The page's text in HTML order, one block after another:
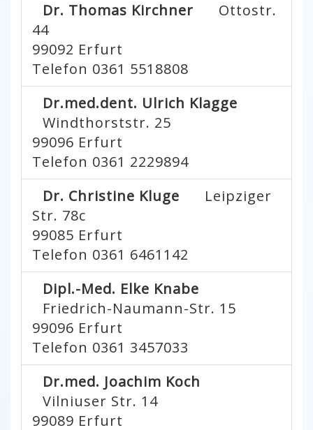
Dr. Thomas Kirchner
Ottostr.
44
99092 Erfurt
Telefon 0361 5518808
Dr.med.dent. Ulrich Klagge
Windthorststr. 25
99096 Erfurt
Telefon 0361 2229894
Dr. Christine Kluge
Leipziger
Str. 78c
99085 Erfurt
Telefon 0361 6461142
Dipl.-Med. Elke Knabe
Friedrich-Naumann-Str. 15
99096 Erfurt
Telefon 0361 3457033
Dr.med. Joachim Koch
Vilniuser Str. 14
99089 Erfurt